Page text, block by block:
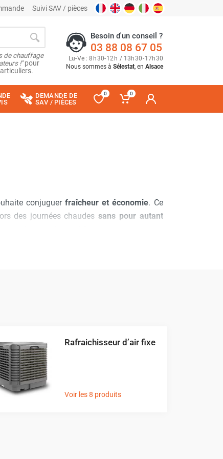
Suivi SAV / pièces
de chauffage
!"pour
Besoin d'un conseil ?
03 88 08 67 05
Lu-Ve : 8h30-12h / 13h30-17h30
Nous sommes à Sélestat, en Alsace
DEMANDE DE
SAV / PIÈCES
0 0
conjuguer fraîcheur et économie. Ce
des journées chaudes sans pour autant
bénéfique si vous vivez dans une région
. Ils'adapte parfaitement à différentes
C'est un choix judicieux pour ceux qui
Rafraichisseur d’air fixe
Voir les 8 produits